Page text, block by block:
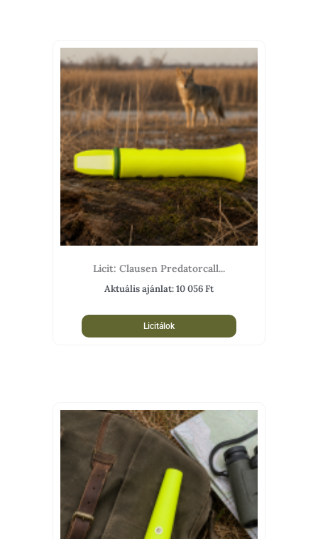
Licit: Clausen Predatorcall...
Aktuális ajánlat:10 056Ft
Licitálok